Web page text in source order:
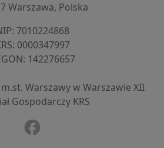
Warszawa, Polska
⁠7010224868
⁠0000347997
⁠142276657
Warszawy w Warszawie XII
Gospodarczy KRS